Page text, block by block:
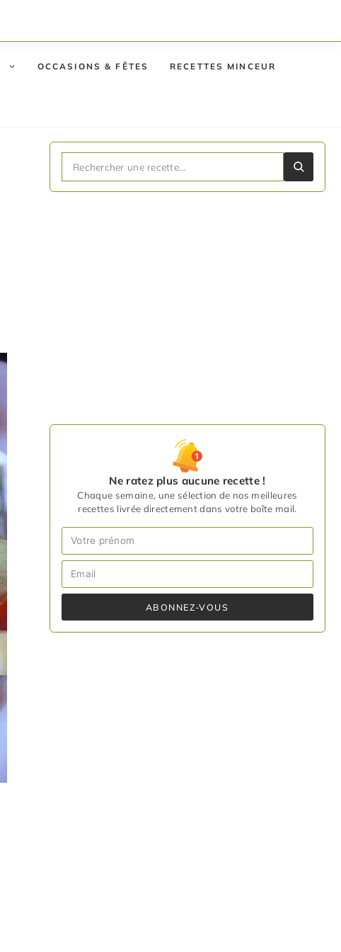
OCCASIONS & FÊTES RECETTES MINCEUR
Ne ratez plus aucune recette !
Chaque semaine, une sélection de nos meilleures
recettes livrée directement dans votre boîte mail.
ABONNEZ-VOUS